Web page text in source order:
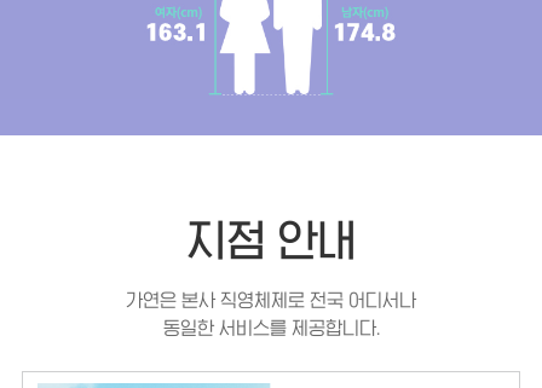
지점 안내
가연은 본사 직영체제로 전국 어디서나
동일한 서비스를 제공합니다.